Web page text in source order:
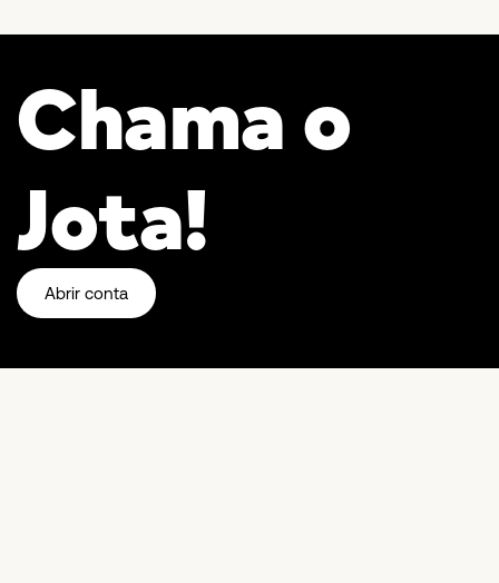
Chama o
Jota!
Abrir conta